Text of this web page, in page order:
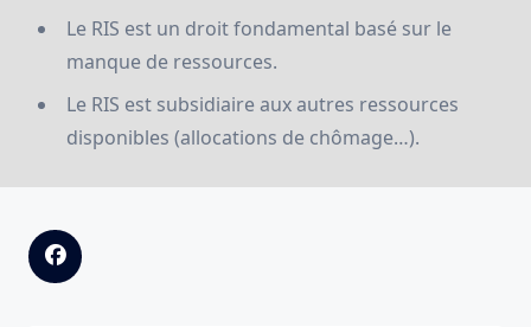
Le RIS est un droit fondamental basé sur le
manque de ressources.
Le RIS est subsidiaire aux autres ressources
disponibles (allocations de chômage…).